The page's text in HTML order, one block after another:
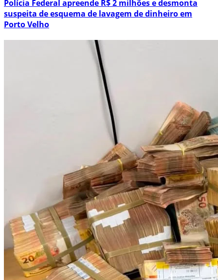
Polícia Federal apreende R$ 2 milhões e desmonta
suspeita de esquema de lavagem de dinheiro em
Porto Velho